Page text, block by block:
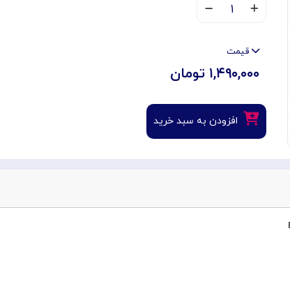
۱
قیمت
۱,۴۹۰,۰۰۰ تومان
افزودن به سبد خرید